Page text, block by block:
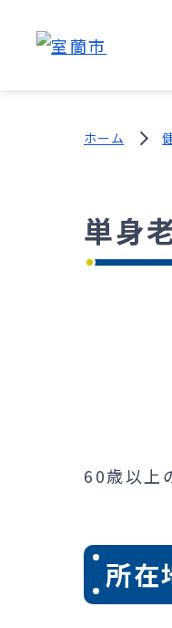
ホーム
単身
60歳以上
所在